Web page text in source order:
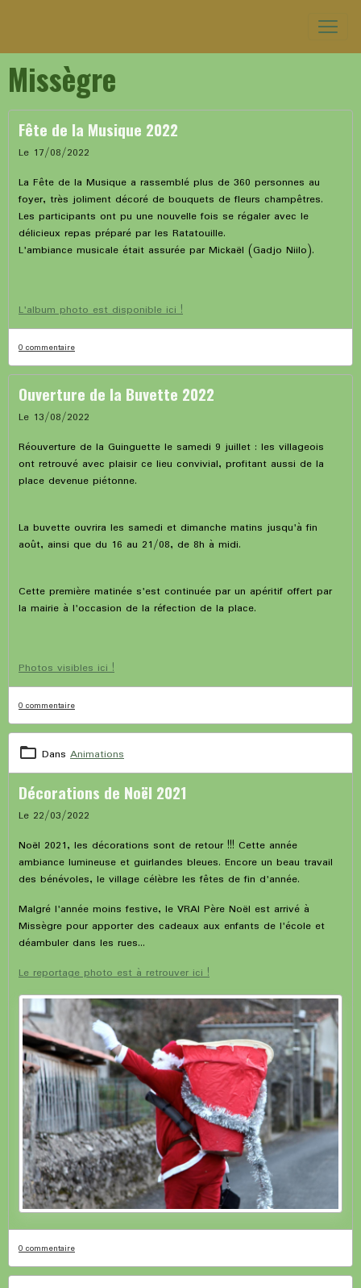
Missègre
Fête de la Musique 2022
Le 17/08/2022
La Fête de la Musique a rassemblé plus de 360 personnes au
foyer, très joliment décoré de bouquets de fleurs champêtres.
Les participants ont pu une nouvelle fois se régaler avec le
délicieux repas préparé par les Ratatouille.
L'ambiance musicale était assurée par Mickaël (Gadjo Niilo).
L'album photo est disponible ici !
0 commentaire
Ouverture de la Buvette 2022
Le 13/08/2022
Réouverture de la Guinguette le samedi 9 juillet : les villageois
ont retrouvé avec plaisir ce lieu convivial, profitant aussi de la
place devenue piétonne.
La buvette ouvrira les samedi et dimanche matins jusqu'à fin
août, ainsi que du 16 au 21/08, de 8h à midi.
Cette première matinée s'est continuée par un apéritif offert par
la mairie à l'occasion de la réfection de la place.
Photos visibles ici !
0 commentaire
Dans Animations
Décorations de Noël 2021
Le 22/03/2022
Noël 2021, les décorations sont de retour !!! Cette année
ambiance lumineuse et guirlandes bleues. Encore un beau travail
des bénévoles, le village célèbre les fêtes de fin d'année.
Malgré l'année moins festive, le VRAI Père Noël est arrivé à
Missègre pour apporter des cadeaux aux enfants de l'école et
déambuler dans les rues...
Le reportage photo est à retrouver ici !
0 commentaire